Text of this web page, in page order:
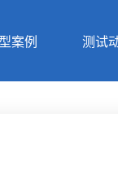
案例 测试